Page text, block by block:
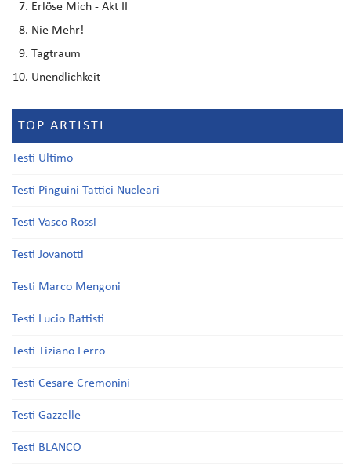
Erlöse Mich - Akt II
Nie Mehr!
Tagtraum
Unendlichkeit
TOP ARTISTI
Testi Ultimo
Testi Pinguini Tattici Nucleari
Testi Vasco Rossi
Testi Jovanotti
Testi Marco Mengoni
Testi Lucio Battisti
Testi Tiziano Ferro
Testi Cesare Cremonini
Testi Gazzelle
Testi BLANCO